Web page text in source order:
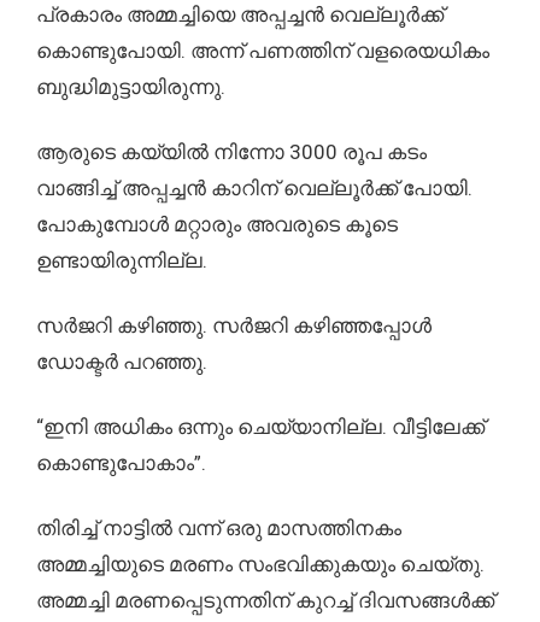
പ്രകാരം അമ്മച്ചിയെ അപ്പച്ചൻ വെല്ലൂർക്ക്
കൊണ്ടുപോയി. അന്ന് പണത്തിന് വളരെയധികം
ബുദ്ധിമുട്ടായിരുന്നു.
ആരുടെ കയ്യിൽ നിന്നോ 3000 രൂപ കടം
വാങ്ങിച്ച്‌ അപ്പച്ചൻ കാറിന് വെല്ലൂർക്ക് പോയി.
പോകുമ്പോൾ മറ്റാരും അവരുടെ കൂടെ
ഉണ്ടായിരുന്നില്ല.
സർജറി കഴിഞ്ഞു. സർജറി കഴിഞ്ഞപ്പോൾ
ഡോക്ടർ പറഞ്ഞു.
“ഇനി അധികം ഒന്നും ചെയ്യാനില്ല. വീട്ടിലേക്ക്
കൊണ്ടുപോകാം”.
തിരിച്ച് നാട്ടിൽ വന്ന്‌ ഒരു മാസത്തിനകം
അമ്മച്ചിയുടെ മരണം സംഭവിക്കുകയും ചെയ്തു.
അമ്മച്ചി മരണപ്പെടുന്നതിന് കുറച്ച് ദിവസങ്ങൾക്ക്